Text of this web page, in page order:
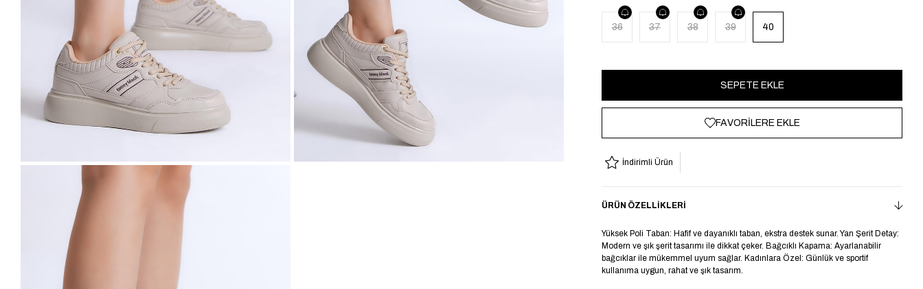
36 37 38 39 40
FAVORILERE EKLE
İndirimli Ürün
ÜRÜN ÖZELLIKLERI
Yüksek Poli Taban: Hafif ve dayanıklı taban, ekstra destek sunar. Yan Şerit Detay:
Modern ve şık şerit tasarımı ile dikkat çeker. Bağcıklı Kapama: Ayarlanabilir
bağcıklar ile mükemmel uyum sağlar. Kadınlara Özel: Günlük ve sportif
kullanıma uygun, rahat ve şık tasarım.